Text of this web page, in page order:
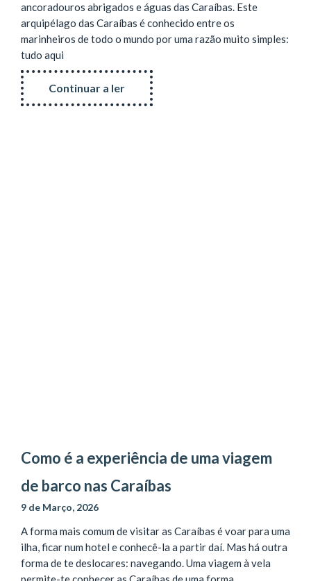
ancoradouros abrigados e águas das Caraíbas. Este
arquipélago das Caraíbas é conhecido entre os
marinheiros de todo o mundo por uma razão muito simples:
tudo aqui
Continuar a ler
Como é a experiência de uma viagem
de barco nas Caraíbas
9 de Março, 2026
A forma mais comum de visitar as Caraíbas é voar para uma
ilha, ficar num hotel e conhecê-la a partir daí. Mas há outra
forma de te deslocares: navegando. Uma viagem à vela